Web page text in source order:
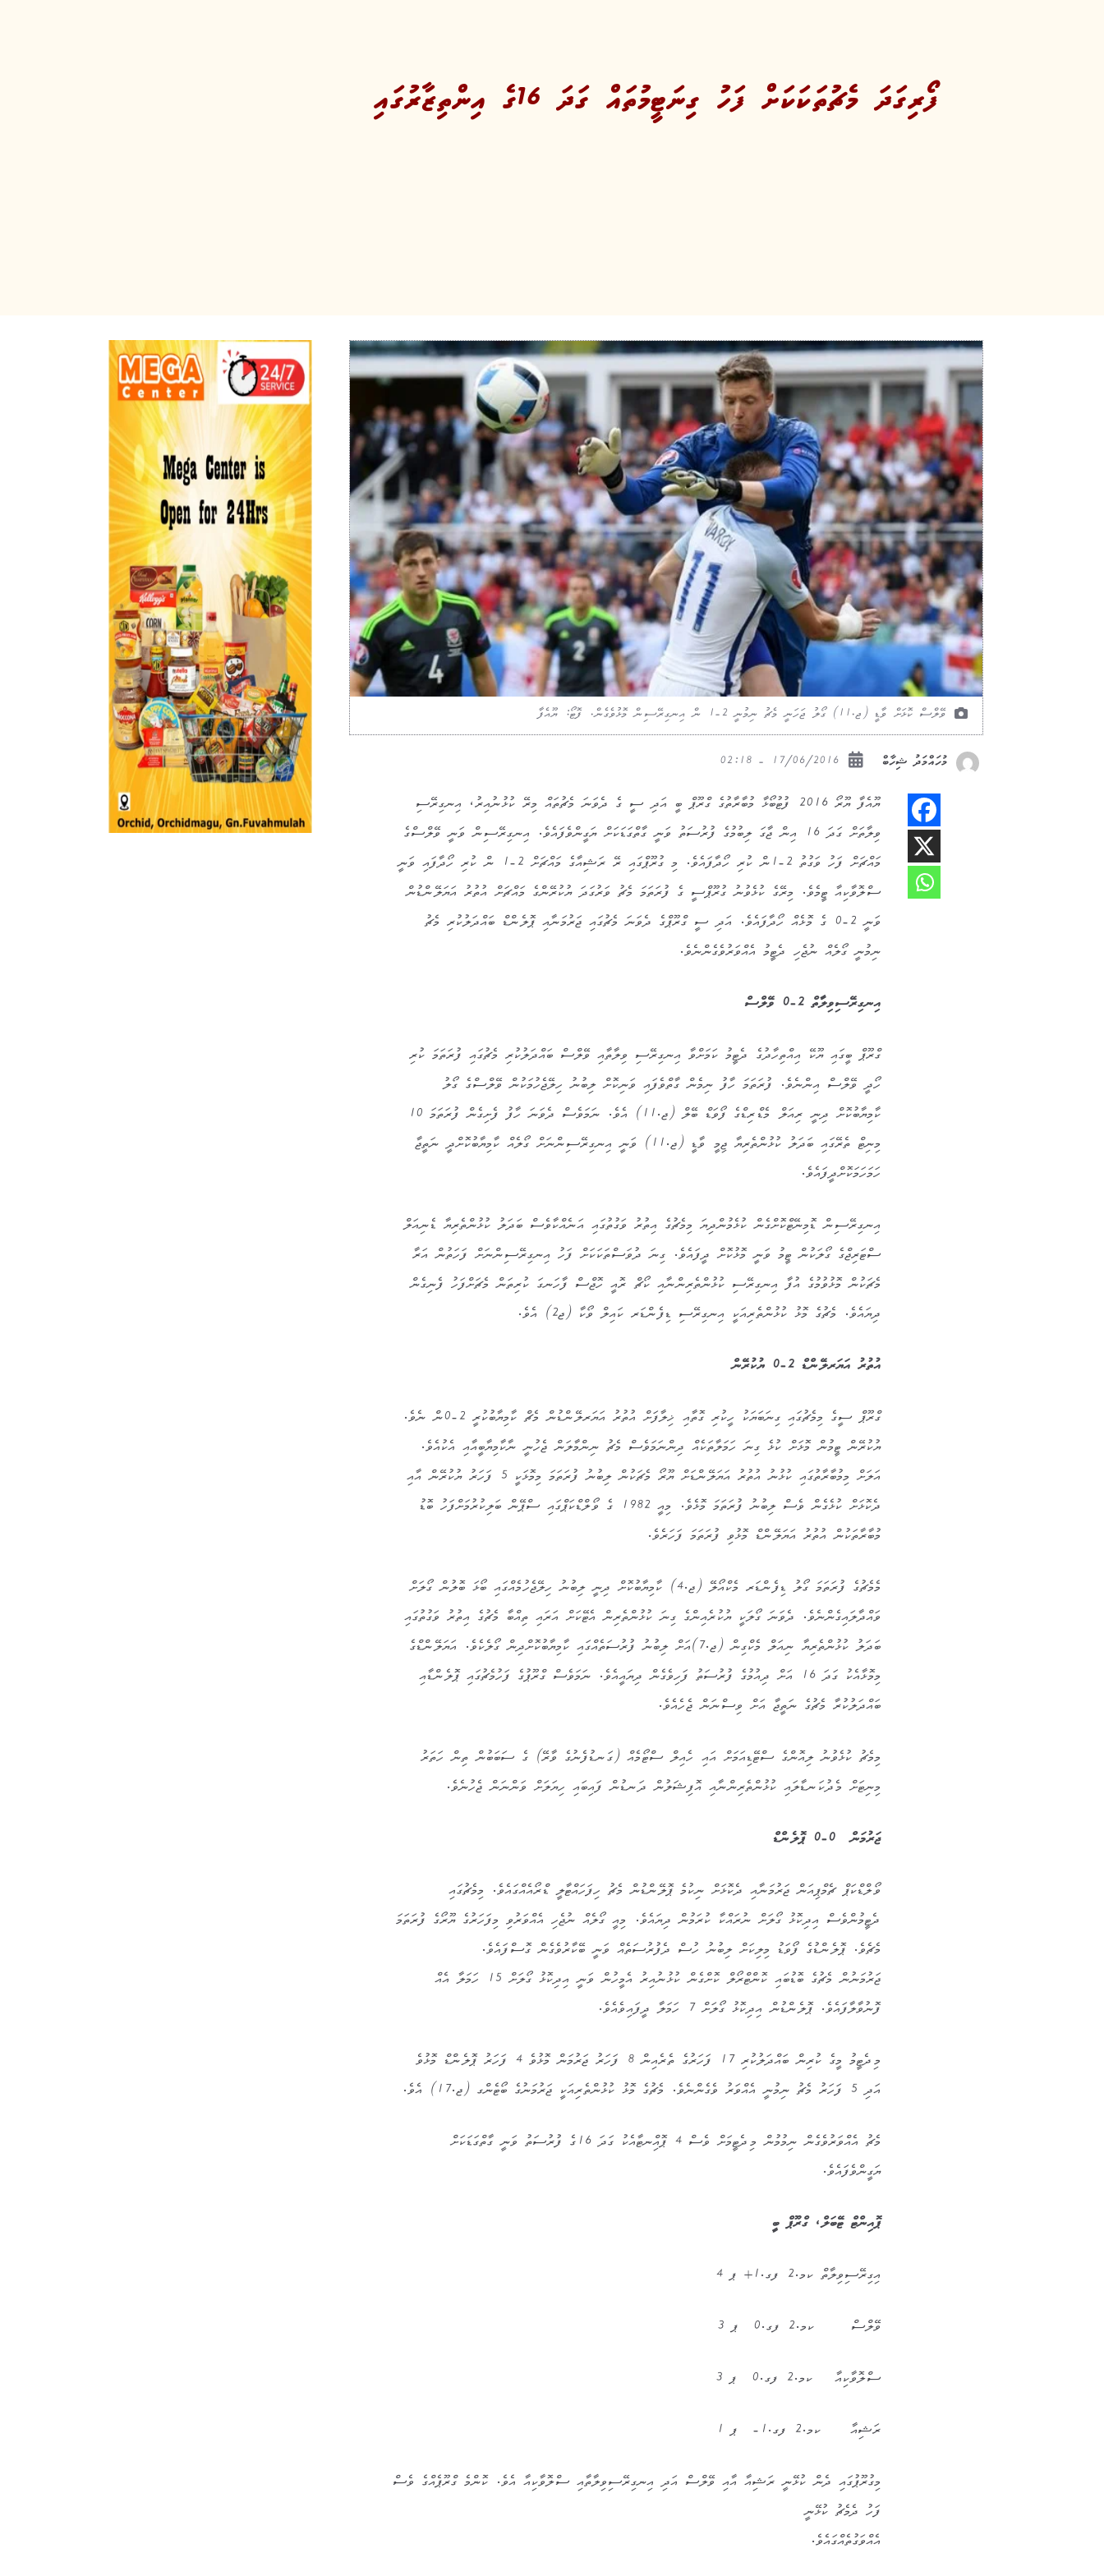
ފޯރިގަދަ މެޗުތަކަކަށް ފަހު ގިނަޓީމުތައް ގަދަ 16ގެ އިންތިޒާރުގައި
ވޭލްސް ކޮޅަށް ވާޑީ (ޖ.11) ގޯލު ޖަހަނީ މެޗު ނިމުނީ 2-1 ން އިނގިރޭސިން މޮޅުވެގެން. ފޮޓޯ: ޔޫއެފާ
މުހައްމަދު ޝިހާބް
ޔޫއެފާ ޔޫރޯ 2016 ފުޓުބޯޅާ މުބާރާތުގެ ގްރޫޕް ބީ އަދި ސީ ގެ ދެވަނަ މެޗުތައް މިރޭ ކުޅުނުއިރު، އިނގިރޭސި
ވިލާތަށް ގަދަ 16 އިން ޖާގަ ލިބުމުގެ ފުރުސަތު ވަނީ ގާތްގަޑަކަށް ޔަގީންވެފައެވެ. އިނގިރޭސިން ވަނީ ވޭލްސްގެ
މައްޗަށް ފަހު ވަގުތު 2-1ން ކުރި ހޯދާފައެވެ. މި ގުރޫޕްގައި ރޭ ރަޝިއާގެ މައްޗަށް 2-1 ން ކުރި ހޯދާފައި ވަނީ
ސްލޮވާކިއާ ޓީމެވެ. މިރޭގެ ކުޅެވުނު ގުރޫޕްސީ ގެ ފުރަތަމަ މެޗު ވަރުގަދަ ޔުކުރޭންގެ މައްޗަށް އުތުރު އަޔަލޭންޑުން
ވަނީ 2-0 ގެ މޮޅެއް ހޯދާފައެވެ. އަދި ސީ ގްރޫޕްގެ ދެވަނަ މެޗުގައި ޖަރުމަނާއި ޕޮލެންޑް ބައްދަލުކުރި މެޗު
ނިމުނީ ގޯލެއް ނުޖެހި ދެޓީމު އެއްވަރުވެގެންނެވެ.
އިނގިރޭސިވިލާތް 2-0 ވޭލްސް
ގްރޫޕް ބީގައި ޔޫކޭ އިއްތިހާދުގެ ދެޓީމު ކަމަށްވާ އިނގިރޭސި ވިލާތާއި ވޭލްސް ބައްދަލުކުރި މެޗުގައި ފުރަތަމަ ކުރި
ހޯދީ ވޭލްސް އިންނެވެ. ފުރަތަމަ ހާފު ނިމެން ގާތްވެފައި ވަނިކޮށް ލިބުނު ހިލޭޖެހުމަކުން ވޭލްސްގެ ގޯލު
ކާމިޔާބުކޮށް ދިނީ ރިއަލް މެޑްރިޑްގެ ފޯވަޑް ބޭލް (ޖ.11) އެވެ. ނަމަވެސް ދެވަނަ ހާފު ފެށިގެން ފުރަތަމަ 10
މިނިޓް ތެރޭގައި ބަދަލު ކުޅުންތެރިޔާ ޖިމީ ވާޑީ (ޖ.11) ވަނީ އިނގިރޭސިންނަށް ގޯލެއް ކާމިޔާބުކޮށްދީ ނަތީޖާ
ހަމަހަމަކޮށްދީފައެވެ.
އިނގިރޭސިން ޑޮމިނޭޓްކޮށްގެން ކުޅެމުންދިޔަ މިމެޗުގެ އިތުރު ވަގުތުގައި އަނެއްކާވެސް ބަދަލު ކުޅުންތެރިޔާ ޑެނިއަލް
ސްޓަރިޖްގެ ގޯލަކުން ޓީމު ވަނީ މޮޅުކޮށް ދީފައެވެ. ގިނަ ދުވަސްތަކަކަށް ފަހު އިނގިރޭސިންނަށް ފަހަތުން އަރާ
މެޗަކުން މޮޅުވުމުގެ އުފާ އިނގިރޭސި ކުޅުންތެރިންނާއި ކޯޗް ރޮއީ ހޮޖްސް ފާހަނގަ ކުރިތަން މެޗަށްފަހު ފެނިގެން
ދިޔައެވެ. މެޗުގެ މޮޅު ކުޅުންތެރިއަކީ އިނގިރޭސި ޑިފެންޑަރ ކައިލް ވޯކާ (ޖ2) އެވެ.
އުތުރު އަޔަރލޭންޑް 2-0 ޔުކުރޭން
ގްރޫޕް ސީގެ މިމެޗުގައި ގިނަބަޔަކު ހީކުރި ގޮތާއި ޚިލާފަށް އުތުރު އަޔަރލޭންޑުން މެޗް ކާމިޔާބުކުރީ 2-0ން ނެވެ.
ޔުކުރޭން ޓީމުން މޮޅަށް ކުޅެ ގިނަ ހަމަލާތަކެއް ދިންނަމަވެސް މެޗު ނިންމާލަން ޖެހުނީ ނާކާމިޔާބީއާއި އެކުއެވެ.
އަލަށް މިމުބާރާތުގައި ކުޅުނު އުތުރު އަޔަލޭންޑަށް ޔޫރޯ މެޗަކުން ލިބުނު ފުރަތަމަ މިމޮޅަކީ 5 ފަހަރު ޔުކުރޭން އާއި
ދެކޮޅަށް ކުޅެގެން ވެސް ލިބުނު ފުރަތަމަ މޮޅެވެ. މިއީ 1982 ގެ ވޯލްޑްކަޕްގައި ސްޕޭން ބަލިކުރުމަށްފަހު ބޮޑު
މުބާރާތަކުން އުތުރު އަޔަލޭންޑް މޮޅުވި ފުރަތަމަ ފަހަރެވެ.
މެމެޗުގެ ފުރަތަމަ ގޯލު ޑިފެންޑަރ މެކްއޯލޭ (ޖ.4) ކާމިޔާބުކޮށް ދިނީ ލިބުނު ހިލޭޖެހުމެއްގައި ބޯޅަ ބޮލުން ގޯލަށް
ވައްދާލައިގެންނެވެ. ދެވަނަ ގޯލަކީ ޔުކުރެއިންގެ ގިނަ ކުޅުންތެރިން އެޓޭކަށް އަރައި ތިއްބާ މެޗުގެ އިތުރު ވަގުތުގައި
ބަދަލު ކުޅުންތެރިޔާ ނިއަލް މެކްގިން (ޖ.7)އަށް ލިބުނު ފުރުސަތެއްގައި ކާމިޔާބުކޮށްދިން ގޯލެކެވެ. އަޔަލޭންޑްގެ
މިމޮޅާއެކު ގަދަ 16 އަށް ދިއުމުގެ ފުރުސަތު ފަހިވެގެން ދިޔައީއެވެ. ނަމަވެސް ގްރޫޕުގެ ފަހުމެޗުގައި ޕޮލެންޑާއި
ބައްދަލުކުރާ މެޗުގެ ނަތީޖާ އަށް ވިސްނަން ޖެހެއެވެ.
މިމެޗު ކުޅެވުނު ލިއޮންގެ ސްޓޭޑިއަމަށް އައި ހެއިލް ސްޓޯމެއް (ގަނޑުފެނުގެ ވާރޭ) ގެ ސަބަބުން ތިން ހަތަރު
މިނިޓަށް މެދުކަނޑާލައި ކުޅުންތެރިންނާއި އޮފިޝަލުން ދަނޑުން ފައިބައި ހިޔަލަށް ވަންނަން ޖެހުނެވެ.
ޖަރުމަން 0-0 ޕޮލެންޑް
ވޯލްޑްކަޕް ޗެމްޕިއަން ޖަރުމަނާއި ދެކޮޅަށް ނިކުމެ ޕޮލޭންޑުން މެޗު ހިފަހައްޓާލީ ޑްރޯއެއްގައެވެ. މިމެޗުގައި
ދެޓީމުންވެސް އިދިކޮޅު ގޯލަށް ނުރައްކާ ކުރަމުން ދިޔައެވެ. މިއީ ގޯލެއް ނުޖެހި އެއްވަރުވި މިފަހަރުގެ ޔޫރޯގެ ފުރަތަމަ
މެޗެވެ. ޕޮލެންޑުގެ ފޯވަޑު މިލިކަށް ލިބުނު ހުސް ދެފުރުސަތެއް ވަނީ ބޭކާރުވެގެން ގޮސްފައެވެ.
ޖަރުމަނުން މެޗުގެ ބޮޑުބައި ކޮންޓްރޯލް ކޮށްގެން ކުޅުނުއިރު އެމީހުން ވަނީ އިދިކޮޅު ގޯލަށް 15 ހަމަލާ އެއް
ފޮނުވާލާފައެވެ. ޕޮލެންޑުން އިދިކޮޅު ގޯލަށް 7 ހަމަލާ ދީފައިވެއެވެ.
މިދެޓީމު މީގެ ކުރިން ބައްދަލުކުރި 17 ފަހަރުގެ ތެރެއިން 8 ފަހަރު ޖަރުމަން މޮޅުވެ 4 ފަހަރު ޕޮލެންޑް މޮޅުވެ
އަދި 5 ފަހަރު މެޗު ނިމުނީ އެއްވަރު ވެގެންނެވެ. މެޗުގެ މޮޅު ކުޅުންތެރިއަކީ ޖަރުމަނުގެ ބޯޓެންގ (ޖ.17) އެވެ.
މެޗު އެއްވަރުވެގެން ނިމުމުން މިދެޓީމަށް ވެސް 4 ޕޮއިްނޓާއެކު ގަދަ 16ގެ ފުރުސަތު ވަނީ ގާތްގަޑަކަށް
ޔަގީންވެފައެވެ.
ޕޮއިންޓް ޓޭބަލް، ގްރޫޕް ބީ
އިގިރޭސިވިލާތް ކމ.2 ފގ.1+ ޕ 4
ވޭލްސް ކމ.2 ފގ.0 ޕ 3
ސްލޮވާކިއާ ކމ.2 ފގ.0 ޕ 3
ރަޝިއާ ކމ.2 ފގ.1- ޕ 1
މިގުރޫޕުގައި ދެން ކުޅޭނީ ރަޝިއާ އާއި ވޭލްސް އަދި އިނގިރޭސިވިލާތާއި ސްލޮވާކިއާ އެވެ. ކޮންމެ ގްރޫޕެއްގެ ވެސް
ފަހު ދެމެޗު ކުޅޭނީ
އެއްވަގުތެއްގައެވެ.